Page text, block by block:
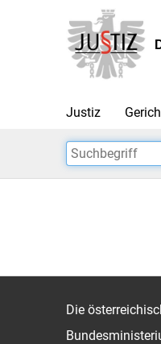
Hauptnavigation
[1]
Inhalt
[2]
Justiz
Die